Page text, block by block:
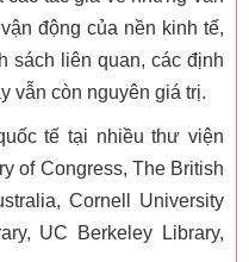
động của nền kinh tế,
sách liên quan, các định
vẫn còn nguyên giá trị.
tế tại nhiều thư viện
of Congress, The British
Cornell University
UC Berkeley Library,